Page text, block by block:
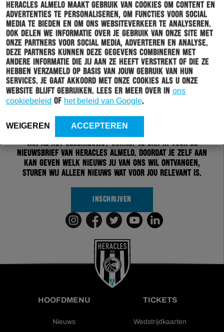
Heracles Almelo maakt gebruik van cookies om content en
advertenties te personaliseren, om functies voor social
media te bieden en om ons websiteverkeer te analyseren.
Ook delen we informatie over je gebruik van onze site met
onze partners voor social media, adverteren en analyse.
Deze partners kunnen deze gegevens combineren met
andere informatie die jij aan ze heeft verstrekt of die ze
hebben verzameld op basis van jouw gebruik van hun
services. Je gaat akkoord met onze cookies als u onze
website blijft gebruiken. Lees er meer over in ons
cookiebeleid of het beleid van Google.
WEIGEREN ACCEPTEREN
van al het clubnieuws? Schrijf je dan in voor de
nieuwsbrief van Heracles Almelo. Doordat je zelf aan
kan geven welk nieuws jij van ons wil ontvangen,
sturen wij alleen nieuws wat voor jou relevant is.
INSCHRIJVEN
HOOFDMENU
Nieuws
TICKETS
Wedstrijdkaarten